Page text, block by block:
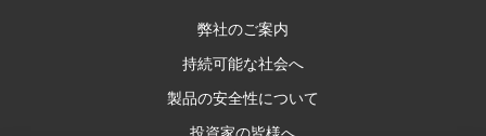
弊社のご案内
持続可能な社会へ
製品の安全性について